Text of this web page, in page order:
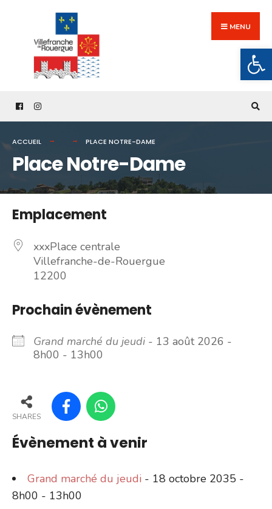
content
MENU
ACCUEIL PLACE NOTRE-DAME
Place Notre-Dame
Emplacement
xxxPlace centrale
Villefranche-de-Rouergue
12200
Prochain évènement
Grand marché du jeudi - 13 août 2026 -
8h00 - 13h00
SHARES
Évènement à venir
Grand marché du jeudi - 18 octobre 2035 -
8h00 - 13h00